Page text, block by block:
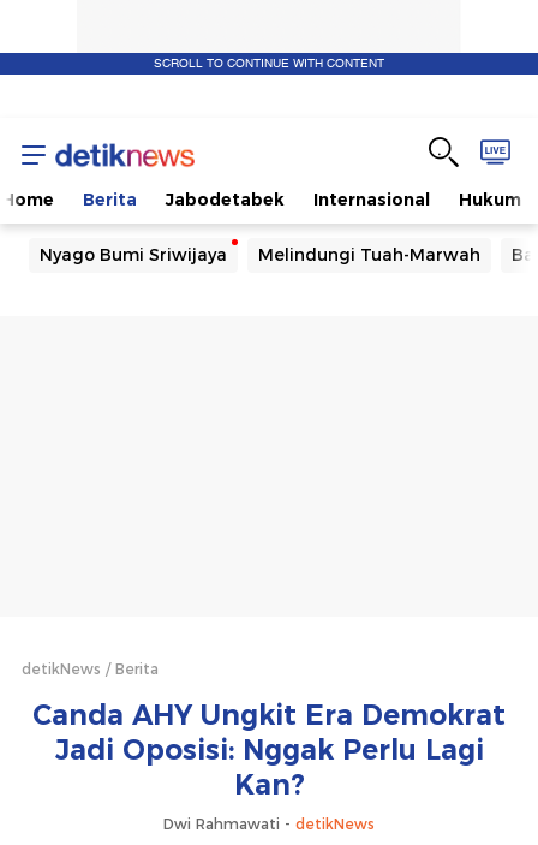
SCROLL TO CONTINUE WITH CONTENT
Home Berita Jabodetabek Internasional Hukum
Nyago Bumi Sriwijaya Melindungi Tuah-Marwah
detikNews Berita
Canda AHY Ungkit Era Demokrat
Jadi Oposisi: Nggak Perlu Lagi
Kan?
Dwi Rahmawati - detikNews